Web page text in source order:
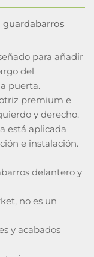
guardabarros
para añadir
del
puerta.
premium e
y derecho.
está aplicada
e instalación.
delantero y
no es un
y acabados